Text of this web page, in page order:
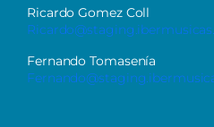
Ricardo Gomez Coll
Fernando Tomasenía